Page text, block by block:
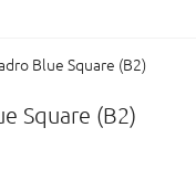
Blue Square (B2)
Square (B2)